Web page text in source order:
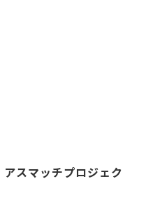
スマッチプロジェク